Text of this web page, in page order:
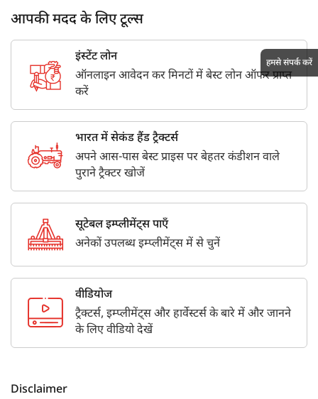
आपकी मदद के लिए टूल्स
इंस्टेंट लोन
ऑनलाइन आवेदन कर मिनटों में बेस्ट लोन ऑफर प्राप्त
करें
भारत में सेकंड हैंड ट्रैक्टर्स
अपने आस-पास बेस्ट प्राइस पर बेहतर कंडीशन वाले
पुराने ट्रैक्टर खोजें
सूटेबल इम्प्लीमेंट्स पाएँ
अनेकों उपलब्ध इम्प्लीमेंट्स में से चुनें
वीडियोज
ट्रैक्टर्स, इम्प्लीमेंट्स और हार्वेस्टर्स के बारे में और जानने
के लिए वीडियो देखें
Disclaimer
हमसे संपर्क करें